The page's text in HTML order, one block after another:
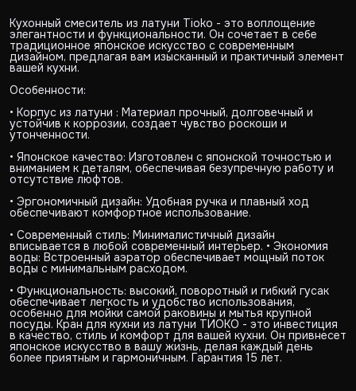
Кухонный смеситель из латуни Tioko - это воплощение
элегантности и функциональности. Он сочетает в себе
традиционное японское искусство с современным
дизайном, предлагая вам изысканный и практичный элемент
вашей кухни.
Особенности:
• Корпус из латуни : Материал прочный, долговечный и
устойчив к коррозии, создает чувство роскоши и
утонченности.
• Японское качество: Изготовлен с японской точностью и
вниманием к деталям, обеспечивая безупречную работу и
отсутствие люфтов.
• Эргономичный дизайн: Удобная ручка и плавный ход
обеспечивают комфортное использование.
• Современный стиль: Минималистичный дизайн
вписывается в любой современный интерьер. • Экономия
воды: Встроенный аэратор обеспечивает мощный поток
воды с минимальным расходом.
• Функциональность: высокий, поворотный и гибкий гусак
обеспечивает легкость и удобство использования,
особенно для мойки самой раковины и мытья крупной
посуды. Кран для кухни из латуни ТИОКО - это инвестиция
в качество, стиль и комфорт для вашей кухни. Он привнесет
японское искусство в вашу жизнь, делая каждый день
более приятным и гармоничным. Гарантия 15 лет.